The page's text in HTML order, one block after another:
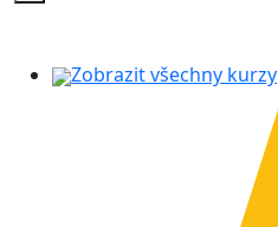
Zobrazit všechny kurzy